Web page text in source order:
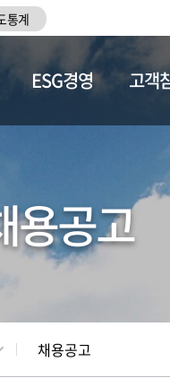
통계
ESG경영 고객
용공고
채용공고